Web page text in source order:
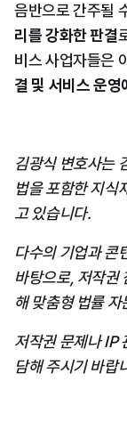
음반으로 간주될
리를 강화한 판결
비스 사업자들은
결 및 서비스 운
김광식 변호사는
법을 포함한 지식
고 있습니다.
다수의 기업과 콘
바탕으로, 저작권
해 맞춤형 법률
저작권 문제나 IP
담해 주시기 바랍